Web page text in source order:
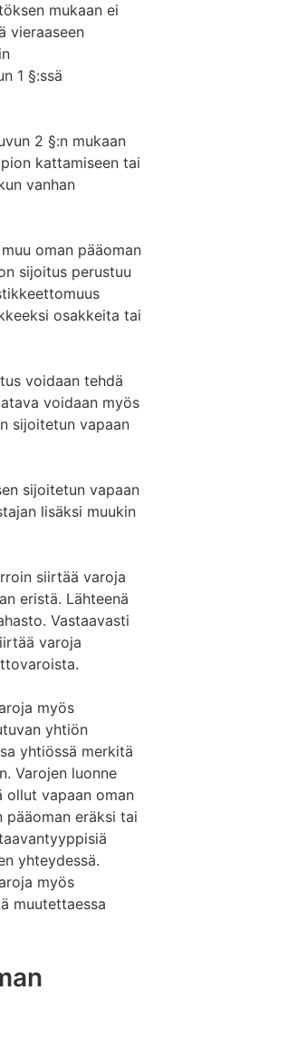
mukaan ei
vieraaseen
1 §:ssä
2 §:n mukaan
kattamiseen tai
vanhan
oman pääoman
sijoitus perustuu
osakkeita tai
voidaan tehdä
voidaan myös
sijoitetun vapaan
sijoitetun vapaan
lisäksi muukin
siirtää varoja
eristä. Lähteenä
Vastaavasti
varoja
myös
yhtiön
yhtiössä merkitä
Varojen luonne
ollut vapaan oman
pääoman eräksi tai
yhteydessä.
myös
muutettaessa